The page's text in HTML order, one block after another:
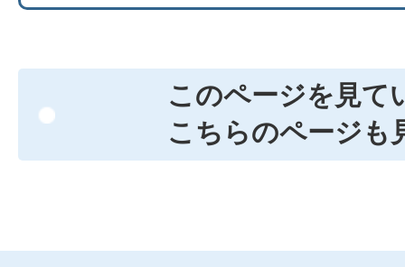
このページを見て
こちらのページも